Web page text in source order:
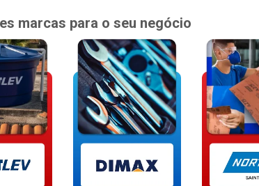
marcas para o seu negócio